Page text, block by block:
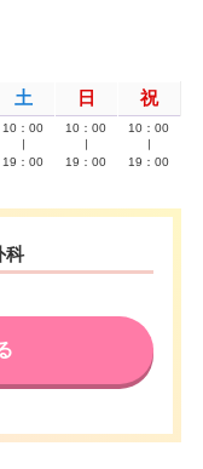
土 日 祝
10：00
19：00
10：00
19：00
10：00
19：00
科